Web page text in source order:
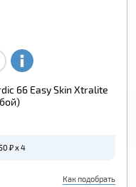
66 Easy Skin Xtralite
₽ x 4
Как подобрать